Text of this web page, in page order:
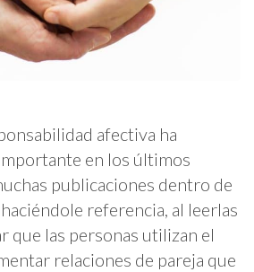
afectiva ha
en los últimos
publicaciones dentro de
referencia, al leerlas
que las personas utilizan el
relaciones de pareja que